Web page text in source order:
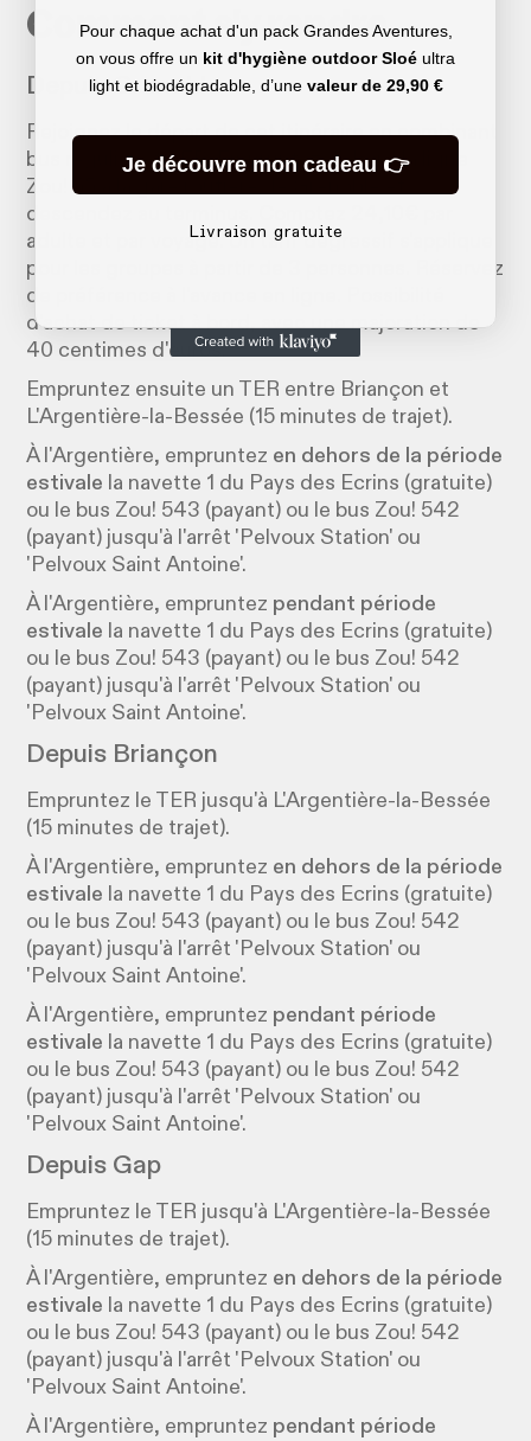
Comment s'y rendre
Depuis Grenoble
Rejoignez le départ de cet itinéraire en combinant
bus régulier et TER. Empruntez d'abord la ligne
Zou! 55 à la gare routière de Grenoble et
descendez au terminus. Comptez 24,10€ par
adulte et par voyage. Un tarif dégressif s'applique
pour les groupes à partir de 3 personnes. Réservez
de préférence à l'avance en ligne. Possibilité
d'achat de ticket à bord, avec une majoration de
40 centimes d'euros.
Empruntez ensuite un TER entre Briançon et
L'Argentière-la-Bessée (15 minutes de trajet).
À l'Argentière, empruntez en dehors de la période
estivale la navette 1 du Pays des Ecrins (gratuite)
ou le bus Zou! 543 (payant) ou le bus Zou! 542
(payant) jusqu'à l'arrêt 'Pelvoux Station' ou
'Pelvoux Saint Antoine'.
À l'Argentière, empruntez pendant période
estivale la navette 1 du Pays des Ecrins (gratuite)
ou le bus Zou! 543 (payant) ou le bus Zou! 542
(payant) jusqu'à l'arrêt 'Pelvoux Station' ou
'Pelvoux Saint Antoine'.
Depuis Briançon
Empruntez le TER jusqu'à L'Argentière-la-Bessée
(15 minutes de trajet).
À l'Argentière, empruntez en dehors de la période
estivale la navette 1 du Pays des Ecrins (gratuite)
ou le bus Zou! 543 (payant) ou le bus Zou! 542
(payant) jusqu'à l'arrêt 'Pelvoux Station' ou
'Pelvoux Saint Antoine'.
À l'Argentière, empruntez pendant période
estivale la navette 1 du Pays des Ecrins (gratuite)
ou le bus Zou! 543 (payant) ou le bus Zou! 542
(payant) jusqu'à l'arrêt 'Pelvoux Station' ou
'Pelvoux Saint Antoine'.
Depuis Gap
Empruntez le TER jusqu'à L'Argentière-la-Bessée
(15 minutes de trajet).
À l'Argentière, empruntez en dehors de la période
estivale la navette 1 du Pays des Ecrins (gratuite)
ou le bus Zou! 543 (payant) ou le bus Zou! 542
(payant) jusqu'à l'arrêt 'Pelvoux Station' ou
'Pelvoux Saint Antoine'.
À l'Argentière, empruntez pendant période
Pour chaque achat d'un pack Grandes Aventures,
on vous offre un kit d'hygiène outdoor Sloé ultra
light et biodégradable, d’une valeur de 29,90 €
Je découvre mon cadeau 👉
Livraison gratuite